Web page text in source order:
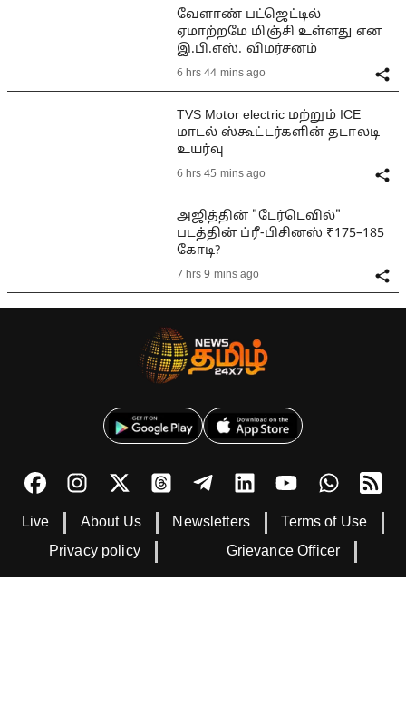
வேளாண் பட்ஜெட்டில்
ஏமாற்றமே மிஞ்சி உள்ளது என
இ.பி.எஸ். விமர்சனம்
6 hrs 44 mins ago
TVS Motor electric மற்றும் ICE
மாடல் ஸ்கூட்டர்களின் தடாலடி
உயர்வு
6 hrs 45 mins ago
அஜித்தின் "டேர்டெவில்"
படத்தின் ப்ரீ-பிசினஸ் ₹175–185
கோடி?
7 hrs 9 mins ago
Live About Us Newsletters
Terms of Use
Privacy policy
Grievance Officer